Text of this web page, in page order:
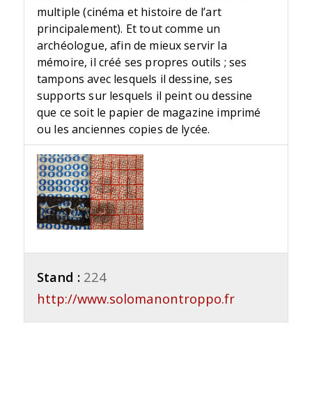
multiple (cinéma et histoire de l’art
principalement). Et tout comme un
archéologue, afin de mieux servir la
mémoire, il créé ses propres outils ; ses
tampons avec lesquels il dessine, ses
supports sur lesquels il peint ou dessine
que ce soit le papier de magazine imprimé
ou les anciennes copies de lycée.
Stand : 224
http://www.solomanontroppo.fr